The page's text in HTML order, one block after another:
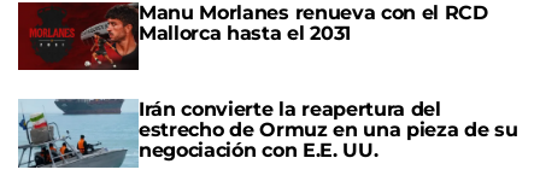
Manu Morlanes renueva con el RCD
Mallorca hasta el 2031
Irán convierte la reapertura del
estrecho de Ormuz en una pieza de su
negociación con E.E. UU.